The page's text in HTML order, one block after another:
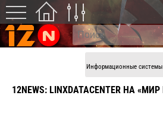
Информационные
12NEWS: LINXDATACENTER НА